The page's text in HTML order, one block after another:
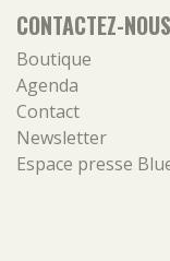
CONTACTEZ-NOUS
Boutique
Agenda
Contact
Newsletter
Espace presse